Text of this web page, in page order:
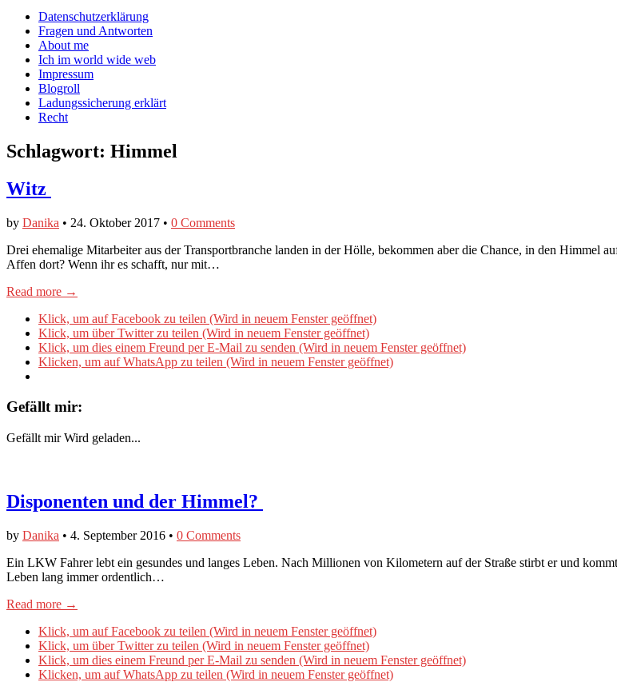
Facebook
anzeigen
Twitter
anzeigen
auf
Instagram
anzeigen
Main
menu
Skip
content
Datenschutzerklärung
Fragen und Antworten
About me
Ich im world wide web
Impressum
Blogroll
Ladungssicherung erklärt
Recht
Schlagwort: Himmel
Witz
by Danika • 24. Oktober 2017 • 0 Comments
Drei ehemalige Mitarbeiter aus der Transportbranche landen in der Hölle, bekommen aber die Chance, in den Himmel
Affen dort? Wenn ihr es schafft, nur mit…
Read more →
Klick, um auf Facebook zu teilen (Wird in neuem Fenster geöffnet)
Klick, um über Twitter zu teilen (Wird in neuem Fenster geöffnet)
Klick, um dies einem Freund per E-Mail zu senden (Wird in neuem Fenster geöffnet)
Klicken, um auf WhatsApp zu teilen (Wird in neuem Fenster geöffnet)
Gefällt mir:
Gefällt mir Wird geladen...
Disponenten und der Himmel?
by Danika • 4. September 2016 • 0 Comments
​Ein LKW Fahrer lebt ein gesundes und langes Leben. Nach Millionen von Kilometern auf der Straße stirbt er und
Leben lang immer ordentlich…
Read more →
Klick, um auf Facebook zu teilen (Wird in neuem Fenster geöffnet)
Klick, um über Twitter zu teilen (Wird in neuem Fenster geöffnet)
Klick, um dies einem Freund per E-Mail zu senden (Wird in neuem Fenster geöffnet)
Klicken, um auf WhatsApp zu teilen (Wird in neuem Fenster geöffnet)